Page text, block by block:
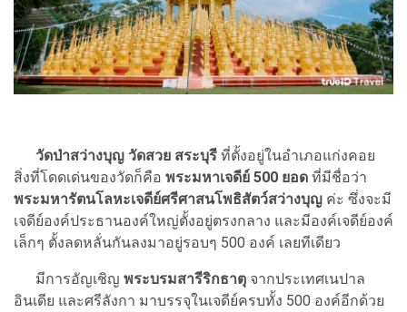
วัดป่าสว่างบุญ วัดสวย สระบุรี ที่ตั้งอยู่ในอำเภอแก่งคอย
สิ่งที่โดดเด่นของวัดก็คือ พระมหาเจดีย์ 500 ยอด ที่มีชื่อว่า
พระมหารัตนโลหะเจดีย์ศรีศาสนโพธิสัตว์สว่างบุญ ค่ะ ซึ่งจะมี
เจดีย์องค์ประธานองค์ใหญ่ตั้งอยู่ตรงกลาง และมีองค์เจดีย์องค์
เล็กๆ ตั้งลดหลั่นกันลงมาอยู่รอบๆ 500 องค์ เลยทีเดียว
มีการอัญเชิญ พระบรมสารีริกธาตุ จากประเทศเนปาล
อินเดีย และศรีลังกา มาบรรจุในเจดีย์ครบทั้ง 500 องค์อีกด้วย